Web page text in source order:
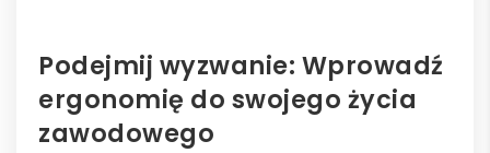
Podejmij wyzwanie: Wprowadź
ergonomię do swojego życia
zawodowego